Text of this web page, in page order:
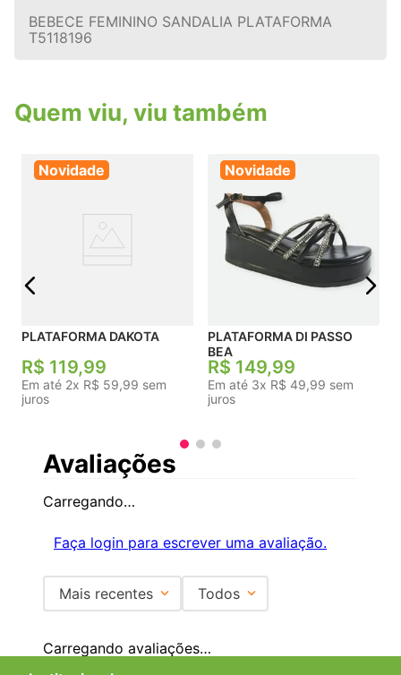
BEBECE FEMININO SANDALIA PLATAFORMA
T5118196
Quem viu, viu também
Novidade
PLATAFORMA DAKOTA
R$ 119,99
Em até 2x R$ 59,99 sem
juros
Novidade
PLATAFORMA DI PASSO
BEA
R$ 149,99
Em até 3x R$ 49,99 sem
juros
Avaliações
Carregando…
Faça login para escrever uma avaliação.
Mais recentes Todos
Carregando avaliações…